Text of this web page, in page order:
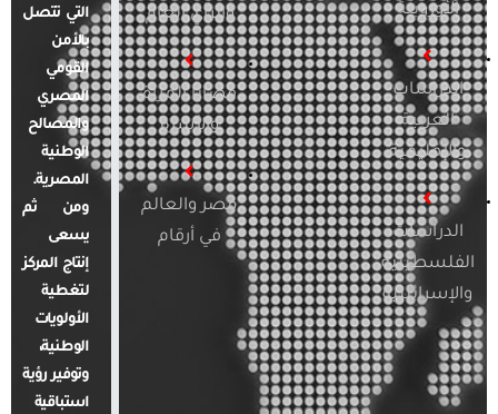
الأوروبية
الدراسات
العربية
والإقليمية
الدراسات
الفلسطينية
والإسرائيلية
والرأي العام
قضايا المرأة
والأسرة
مصر والعالم
في أرقام
التي تتصل
بالأمن
القومي
المصري
والمصالح
الوطنية
المصرية.
ومن ثم
يسعى
إنتاج المركز
لتغطية
الأولويات
الوطنية،
وتوفير رؤية
استباقية